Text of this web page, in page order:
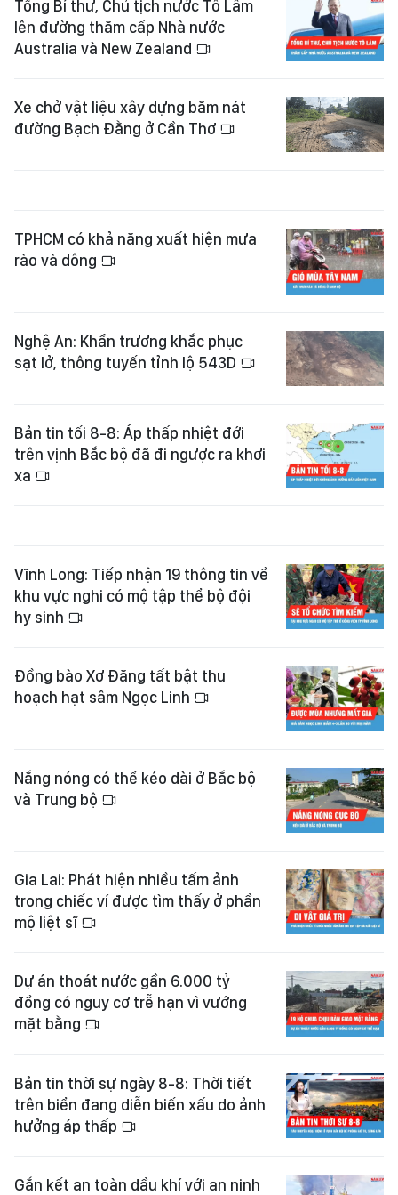
Tổng Bí thư, Chủ tịch nước Tô Lâm
lên đường thăm cấp Nhà nước
Australia và New Zealand
Xe chở vật liệu xây dựng băm nát
đường Bạch Đằng ở Cần Thơ
TPHCM có khả năng xuất hiện mưa
rào và dông
Nghệ An: Khẩn trương khắc phục
sạt lở, thông tuyến tỉnh lộ 543D
Bản tin tối 8-8: Áp thấp nhiệt đới
trên vịnh Bắc bộ đã đi ngược ra khơi
xa
Vĩnh Long: Tiếp nhận 19 thông tin về
khu vực nghi có mộ tập thể bộ đội
hy sinh
Đồng bào Xơ Đăng tất bật thu
hoạch hạt sâm Ngọc Linh
Nắng nóng có thể kéo dài ở Bắc bộ
và Trung bộ
Gia Lai: Phát hiện nhiều tấm ảnh
trong chiếc ví được tìm thấy ở phần
mộ liệt sĩ
Dự án thoát nước gần 6.000 tỷ
đồng có nguy cơ trễ hạn vì vướng
mặt bằng
Bản tin thời sự ngày 8-8: Thời tiết
trên biển đang diễn biến xấu do ảnh
hưởng áp thấp
Gắn kết an toàn dầu khí với an ninh